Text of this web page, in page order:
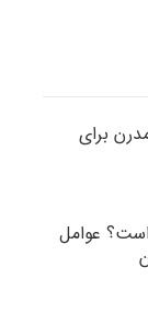
برای
عوامل